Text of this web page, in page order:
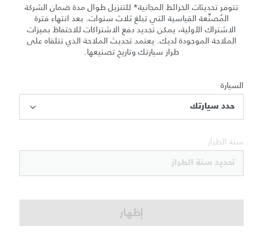
تتوفر تحديثات الخرائط المجانية* للتنزيل طوال مدة ضمان الشركة
المُصنِّعة القياسية التي تبلغ ثلاث سنوات. بعد انتهاء فترة
الاشتراك الأولية، يمكن تجديد دفع الاشتراكات للاحتفاظ بميزات
الملاحة الموجودة لديك. يعتمد تحديث الملاحة الذي تتلقاه على
طراز سيارتك وتاريخ تصنيعها.
السيارة
حدد سيارتك
سنة الطراز
تحديد سنة الطراز
إظهار